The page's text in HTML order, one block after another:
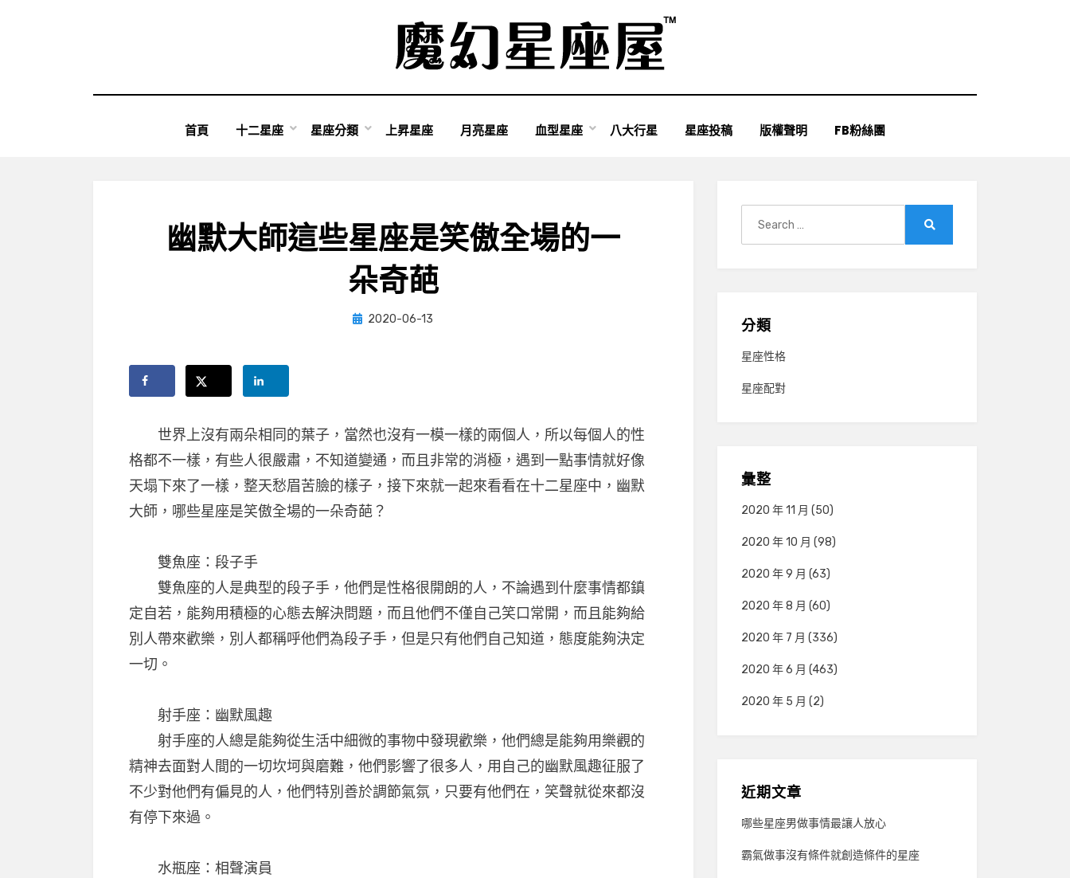
首頁 十二星座 星座分類 上昇星座 月亮星座 血型星座 八大行星 星座投稿 版權聲明 FB粉絲團
幽默大師這些星座是笑傲全場的一
朵奇葩
by小編
Posted
2020-06-13
世界上沒有兩朵相同的葉子，當然也沒有一模一樣的兩個人，所以每個人的性
格都不一樣，有些人很嚴肅，不知道變通，而且非常的消極，遇到一點事情就好像
天塌下來了一樣，整天愁眉苦臉的樣子，接下來就一起來看看在十二星座中，幽默
大師，哪些星座是笑傲全場的一朵奇葩？
雙魚座：段子手
雙魚座的人是典型的段子手，他們是性格很開朗的人，不論遇到什麼事情都鎮
定自若，能夠用積極的心態去解決問題，而且他們不僅自己笑口常開，而且能夠給
別人帶來歡樂，別人都稱呼他們為段子手，但是只有他們自己知道，態度能夠決定
一切。
射手座：幽默風趣
射手座的人總是能夠從生活中細微的事物中發現歡樂，他們總是能夠用樂觀的
精神去面對人間的一切坎坷與磨難，他們影響了很多人，用自己的幽默風趣征服了
不少對他們有偏見的人，他們特別善於調節氣氛，只要有他們在，笑聲就從來都沒
有停下來過。
水瓶座：相聲演員
分類
星座性格
星座配對
彙整
2020 年 11 月 (50)
2020 年 10 月 (98)
2020 年 9 月 (63)
2020 年 8 月 (60)
2020 年 7 月 (336)
2020 年 6 月 (463)
2020 年 5 月 (2)
近期文章
哪些星座男做事情最讓人放心
霸氣做事沒有條件就創造條件的星座